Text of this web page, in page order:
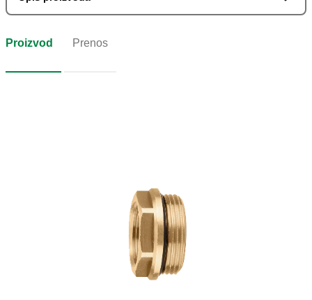
Proizvod Prenos